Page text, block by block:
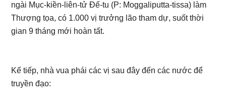
ngài Mục-kiền-liên-tử Đế-tu (P: Moggaliputta-tissa) làm
Thượng tọa, có 1.000 vị trưởng lão tham dự, suốt thời
gian 9 tháng mới hoàn tất.
Kế tiếp, nhà vua phái các vị sau đây đến các nước để
truyền đạo: